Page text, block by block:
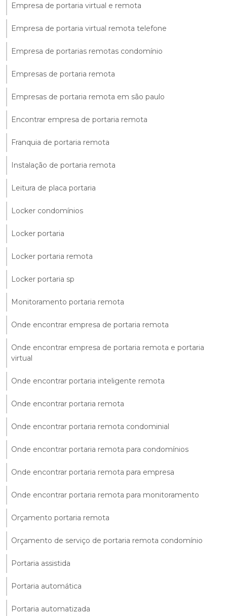
Empresa de portaria virtual e remota
Empresa de portaria virtual remota telefone
Empresa de portarias remotas condomínio
Empresas de portaria remota
Empresas de portaria remota em são paulo
Encontrar empresa de portaria remota
Franquia de portaria remota
Instalação de portaria remota
Leitura de placa portaria
Locker condomínios
Locker portaria
Locker portaria remota
Locker portaria sp
Monitoramento portaria remota
Onde encontrar empresa de portaria remota
Onde encontrar empresa de portaria remota e portaria
virtual
Onde encontrar portaria inteligente remota
Onde encontrar portaria remota
Onde encontrar portaria remota condominial
Onde encontrar portaria remota para condomínios
Onde encontrar portaria remota para empresa
Onde encontrar portaria remota para monitoramento
Orçamento portaria remota
Orçamento de serviço de portaria remota condomínio
Portaria assistida
Portaria automática
Portaria automatizada